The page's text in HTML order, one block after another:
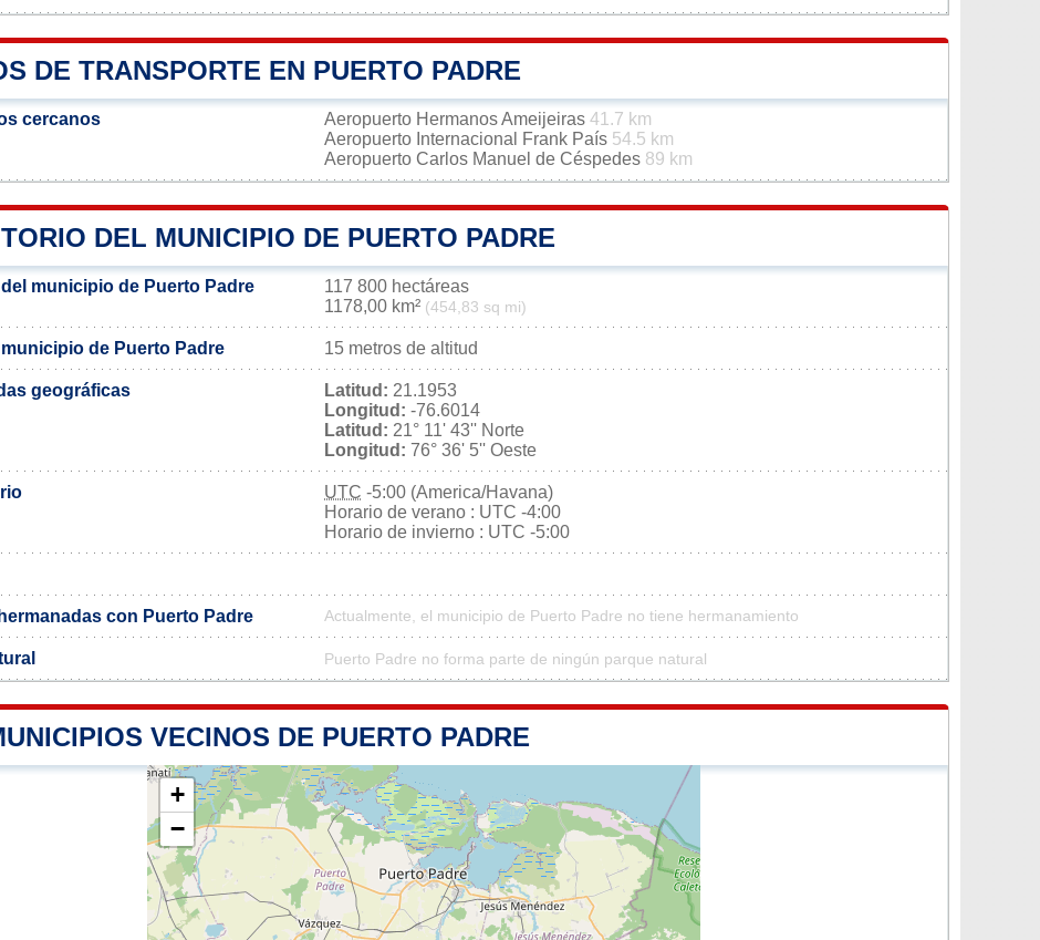
DE TRANSPORTE EN PUERTO PADRE
cercanos Aeropuerto Hermanos Ameijeiras 41.7 km
Aeropuerto Internacional Frank País 54.5 km
Aeropuerto Carlos Manuel de Céspedes 89 km
DEL MUNICIPIO DE PUERTO PADRE
municipio de Puerto Padre
117 800 hectáreas
1178,00 km² (454,83 sq mi)
de Puerto Padre 15 metros de altitud
geográficas Latitud: 21.1953
Longitud: -76.6014
Latitud: 21° 11' 43'' Norte
Longitud: 76° 36' 5'' Oeste
UTC -5:00 (America/Havana)
Horario de verano : UTC -4:00
Horario de invierno : UTC -5:00
con Puerto Padre Actualmente, el municipio de Puerto Padre no tiene hermanamiento
Puerto Padre no forma parte de ningún parque natural
VECINOS DE PUERTO PADRE
+
−